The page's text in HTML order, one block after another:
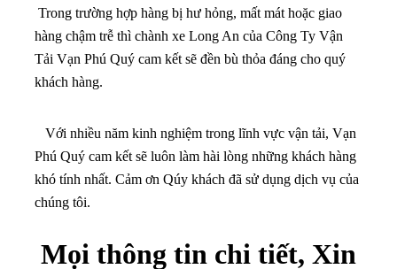
Trong trường hợp hàng bị hư hỏng, mất mát hoặc giao
hàng chậm trễ thì chành xe Long An của Công Ty Vận
Tải Vạn Phú Quý cam kết sẽ đền bù thỏa đáng cho quý
khách hàng.
Với nhiều năm kinh nghiệm trong lĩnh vực vận tải, Vạn
Phú Quý cam kết sẽ luôn làm hài lòng những khách hàng
khó tính nhất. Cảm ơn Qúy khách đã sử dụng dịch vụ của
chúng tôi.
Mọi thông tin chi tiết, Xin